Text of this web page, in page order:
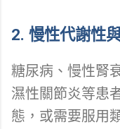
2. 慢性代謝性
糖尿病、慢性腎
濕性關節炎等患
態，或需要服用